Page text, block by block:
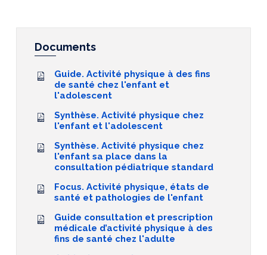
Documents
Guide. Activité physique à des fins
de santé chez l'enfant et
l'adolescent
Synthèse. Activité physique chez
l'enfant et l'adolescent
Synthèse. Activité physique chez
l'enfant sa place dans la
consultation pédiatrique standard
Focus. Activité physique, états de
santé et pathologies de l'enfant
Guide consultation et prescription
médicale d’activité physique à des
fins de santé chez l'adulte